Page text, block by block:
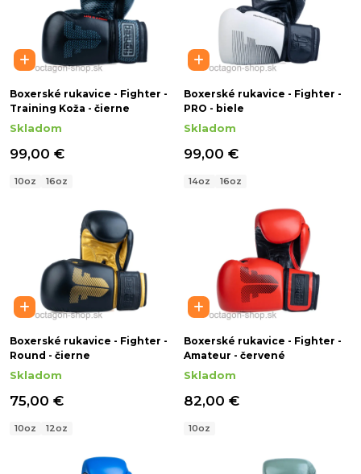
Boxerské rukavice - Fighter -
Training Koža - čierne
Skladom
99,00 €
10oz 16oz
Boxerské rukavice - Fighter -
PRO - biele
Skladom
99,00 €
14oz 16oz
Boxerské rukavice - Fighter -
Round - čierne
Skladom
75,00 €
10oz 12oz
Boxerské rukavice - Fighter -
Amateur - červené
Skladom
82,00 €
10oz